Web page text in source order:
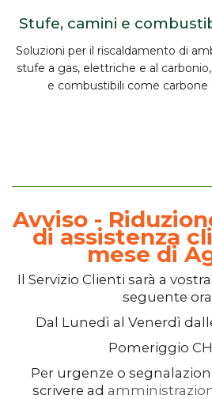
Stufe, camini e
Soluzioni per il riscaldamento di
stufe a gas, elettriche e al
e combustibili come carbone
Avviso -
di assistenza
mese di
Il Servizio Clienti sarà a
seguente
Dal Lunedì al Venerdì
Pomeriggio
Per urgenze o
scrivere ad